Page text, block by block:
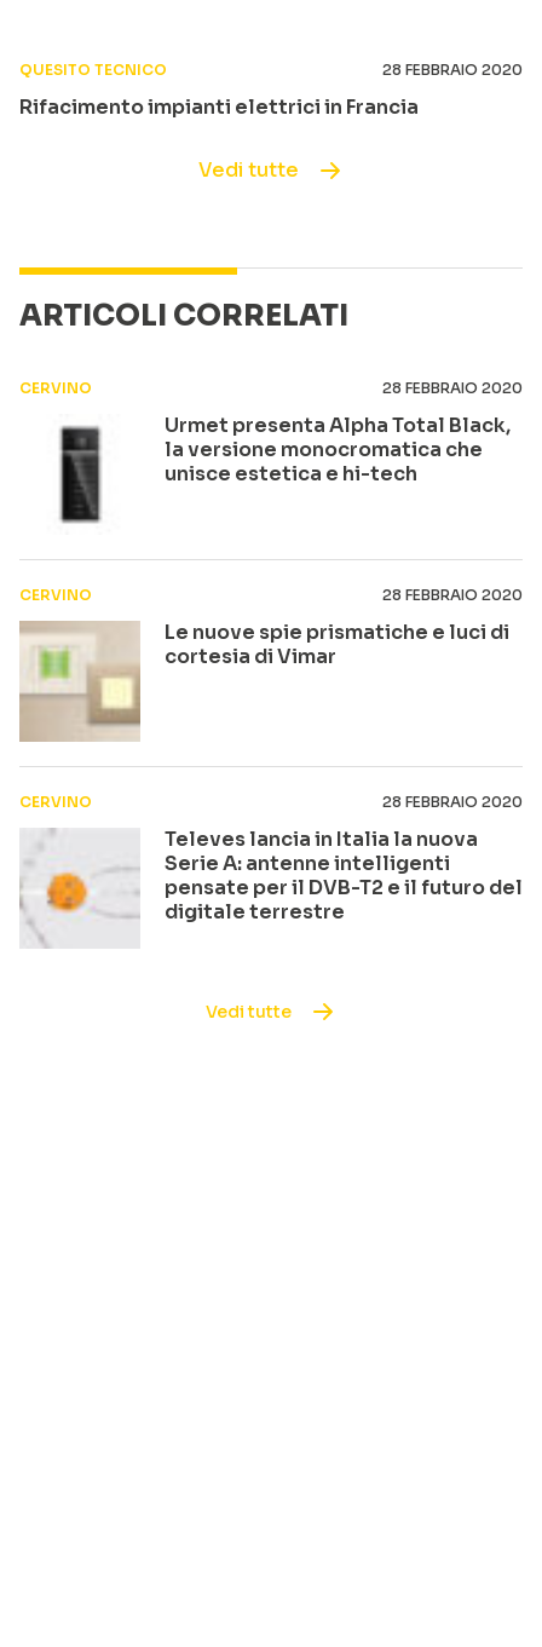
QUESITO TECNICO 28 FEBBRAIO 2020
Rifacimento impianti elettrici in Francia
Vedi tutte
ARTICOLI CORRELATI
CERVINO 28 FEBBRAIO 2020
Urmet presenta Alpha Total Black,
la versione monocromatica che
unisce estetica e hi-tech
CERVINO 28 FEBBRAIO 2020
Le nuove spie prismatiche e luci di
cortesia di Vimar
CERVINO 28 FEBBRAIO 2020
Televes lancia in Italia la nuova
Serie A: antenne intelligenti
pensate per il DVB-T2 e il futuro del
digitale terrestre
Vedi tutte